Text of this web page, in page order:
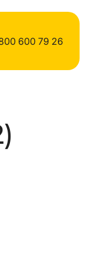
600 79 26